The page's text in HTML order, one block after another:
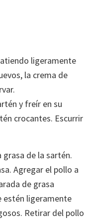
ligeramente
la crema de
y freír en su
crocantes. Escurrir
grasa de la sartén.
Agregar el pollo a
de grasa
estén ligeramente
Retirar del pollo